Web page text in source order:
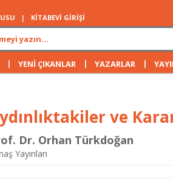
| KİTABEVİ GİRİŞİ
| YENİ ÇIKANLAR | YAZARLAR |
ve
Dr. Orhan Türkdoğan
Yayınları